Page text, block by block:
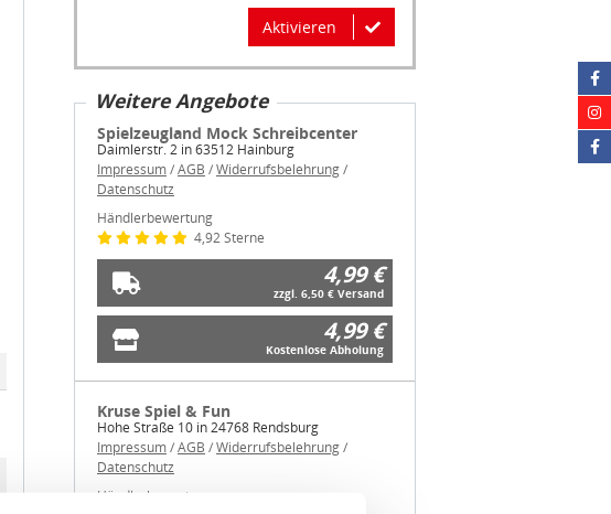
Aktivieren
Weitere Angebote
Spielzeugland Mock Schreibcenter
Daimlerstr. 2 in 63512 Hainburg
Impressum/AGB /Widerrufsbelehrung/
Datenschutz
Händlerbewertung
4,92 Sterne
4,99 €
zzgl. 6,50 € Versand
4,99 €
Kostenlose Abholung
Kruse Spiel & Fun
Hohe Straße 10 in 24768 Rendsburg
Impressum/AGB /Widerrufsbelehrung/
Datenschutz
Händlerbewertung